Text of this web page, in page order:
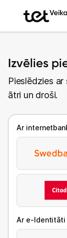
Izvēlies
Pieslēdzies
ātri un droši.
Ar
Ar e-Identitāti